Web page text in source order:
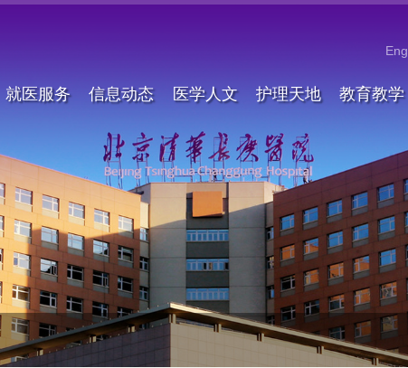
就医服务 信息动态 医学人文 护理天地 教育教学